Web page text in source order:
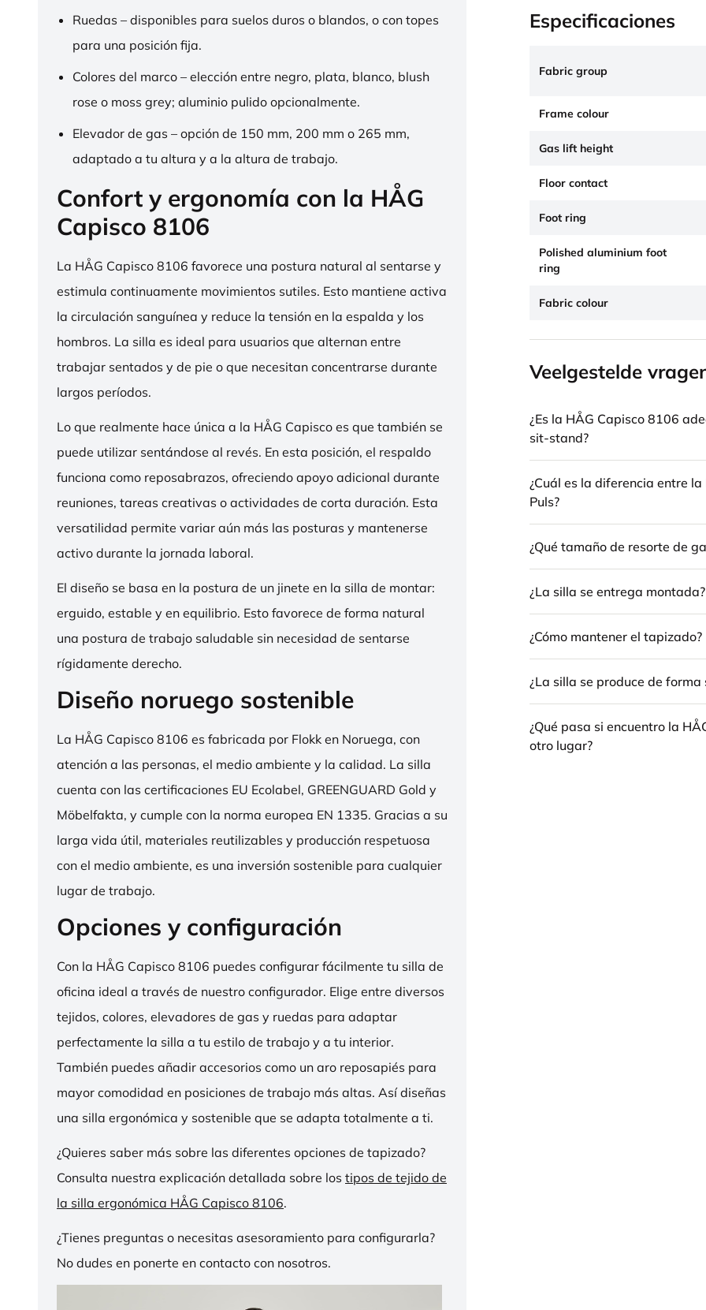
Ruedas – disponibles para suelos duros o blandos, o con topes
para una posición fija.
Colores del marco – elección entre negro, plata, blanco, blush
rose o moss grey; aluminio pulido opcionalmente.
Elevador de gas – opción de 150 mm, 200 mm o 265 mm,
adaptado a tu altura y a la altura de trabajo.
Confort y ergonomía con la HÅG
Capisco 8106
La HÅG Capisco 8106 favorece una postura natural al sentarse y
estimula continuamente movimientos sutiles. Esto mantiene activa
la circulación sanguínea y reduce la tensión en la espalda y los
hombros. La silla es ideal para usuarios que alternan entre
trabajar sentados y de pie o que necesitan concentrarse durante
largos períodos.
Lo que realmente hace única a la HÅG Capisco es que también se
puede utilizar sentándose al revés. En esta posición, el respaldo
funciona como reposabrazos, ofreciendo apoyo adicional durante
reuniones, tareas creativas o actividades de corta duración. Esta
versatilidad permite variar aún más las posturas y mantenerse
activo durante la jornada laboral.
El diseño se basa en la postura de un jinete en la silla de montar:
erguido, estable y en equilibrio. Esto favorece de forma natural
una postura de trabajo saludable sin necesidad de sentarse
rígidamente derecho.
Diseño noruego sostenible
La HÅG Capisco 8106 es fabricada por Flokk en Noruega, con
atención a las personas, el medio ambiente y la calidad. La silla
cuenta con las certificaciones EU Ecolabel, GREENGUARD Gold y
Möbelfakta, y cumple con la norma europea EN 1335. Gracias a su
larga vida útil, materiales reutilizables y producción respetuosa
con el medio ambiente, es una inversión sostenible para cualquier
lugar de trabajo.
Opciones y configuración
Con la HÅG Capisco 8106 puedes configurar fácilmente tu silla de
oficina ideal a través de nuestro configurador. Elige entre diversos
tejidos, colores, elevadores de gas y ruedas para adaptar
perfectamente la silla a tu estilo de trabajo y a tu interior.
También puedes añadir accesorios como un aro reposapiés para
mayor comodidad en posiciones de trabajo más altas. Así diseñas
una silla ergonómica y sostenible que se adapta totalmente a ti.
¿Quieres saber más sobre las diferentes opciones de tapizado?
Consulta nuestra explicación detallada sobre los tipos de tejido de
la silla ergonómica HÅG Capisco 8106.
¿Tienes preguntas o necesitas asesoramiento para configurarla?
No dudes en ponerte en contacto con nosotros.
Especificaciones
Fabric group
Frame colour
Gas lift height
Floor contact
Foot ring
Polished aluminium foot
ring
Fabric colour
Veelgestelde
¿Es la HÅG Capisco 8106
sit-stand?
¿Cuál es la diferencia entre
Puls?
¿Qué tamaño de resorte de
¿La silla se entrega montada?
¿Cómo mantener el tapizado?
¿La silla se produce de forma
¿Qué pasa si encuentro la
otro lugar?